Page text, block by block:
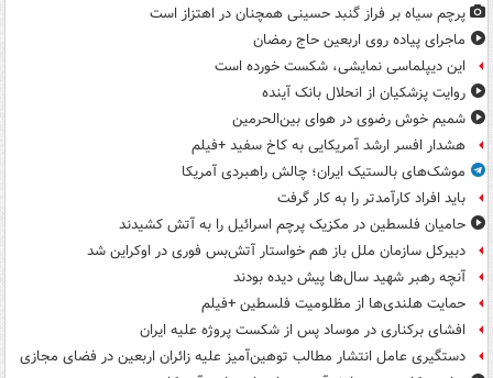
پرچم سیاه بر فراز گنبد حسینی همچنان در اهتزاز است
ماجرای پیاده روی اربعین حاج رمضان
این دیپلماسی نمایشی، شکست خورده است
روایت پزشکیان از انحلال بانک آینده
شمیم خوش رضوی در هوای بین‌الحرمین
هشدار افسر ارشد آمریکایی به کاخ سفید +فیلم
موشک‌های بالستیک ایران؛ چالش راهبردی آمریکا
باید افراد کارآمدتر را به کار گرفت
حامیان فلسطین در مکزیک پرچم اسرائیل را به آتش کشیدند
دبیرکل سازمان ملل باز هم خواستار آتش‌بس فوری در اوکراین شد
آنچه رهبر شهید سال‌ها پیش دیده بودند
حمایت هلندی‌ها از مظلومیت فلسطین +فیلم
افشای برکناری در موساد پس از شکست پروژه علیه ایران
دستگیری عامل انتشار مطالب توهین‌آمیز علیه زائران اربعین در فضای مجازی